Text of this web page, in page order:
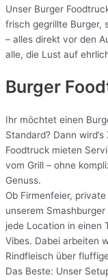
Unser Burger
frisch gegrillte Burger,
– alles direkt vor den
alle, die Lust auf
Burger
Ihr möchtet einen
Standard? Dann
Foodtruck mieten
vom Grill – ohne
Genuss.
Ob Firmenfeier,
unserem
jede Location in einen
Vibes. Dabei arbeiten
Rindfleisch über
Das Beste: Unser